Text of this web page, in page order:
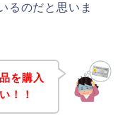
るのだと思いま
を購入
！！